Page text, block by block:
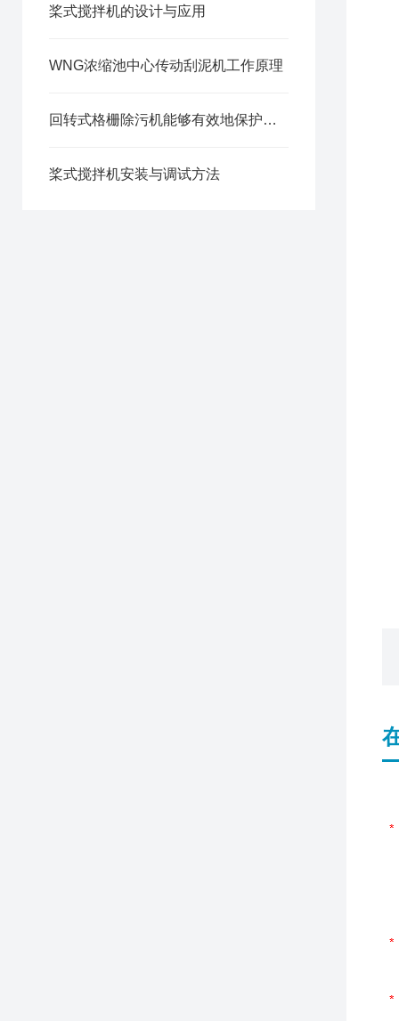
桨式搅拌机的设计与应用
WNG浓缩池中心传动刮泥机工作原理
回转式格栅除污机能够有效地保护污水处理设备免受垃圾和杂物的堵塞和损坏
桨式搅拌机安装与调试方法